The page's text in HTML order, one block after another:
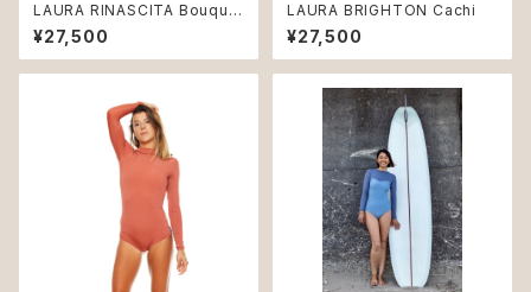
LAURA RINASCITA Bouque
t
¥27,500
LAURA BRIGHTON Cachi
¥27,500